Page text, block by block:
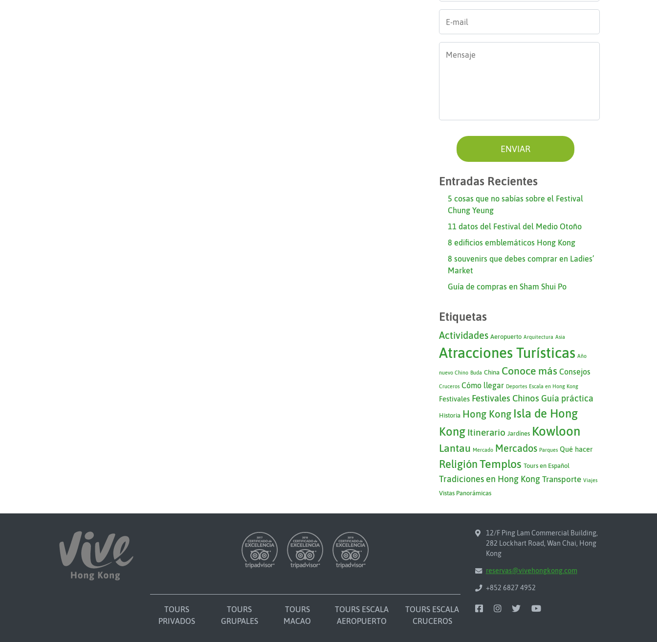
mail *
Entradas Recientes
5 cosas que no sabías sobre el Festival
Chung Yeung
11 datos del Festival del Medio Otoño
8 edificios emblemáticos Hong Kong
8 souvenirs que debes comprar en Ladies’
Market
Guía de compras en Sham Shui Po
Etiquetas
Actividades Aeropuerto Arquitectura Asia
Atracciones Turísticas Año
nuevo Chino Buda China Conoce más Consejos
Cruceros Cómo llegar Deportes Escala en Hong Kong
Festivales Festivales Chinos Guía práctica
Historia Hong Kong Isla de Hong
Kong Itinerario Jardínes Kowloon
Lantau Mercado Mercados Parques Qué hacer
Religión Templos Tours en Español
Tradiciones en Hong Kong Transporte Viajes
Vistas Panorámicas
TOURS
PRIVADOS
TOURS
GRUPALES
TOURS
MACAO
TOURS ESCALA
AEROPUERTO
TOURS ESCALA
CRUCEROS
12/F Ping Lam Commercial Building,
282 Lockhart Road, Wan Chai, Hong
Kong
reservas@vivehongkong.com
+852 6827 4952